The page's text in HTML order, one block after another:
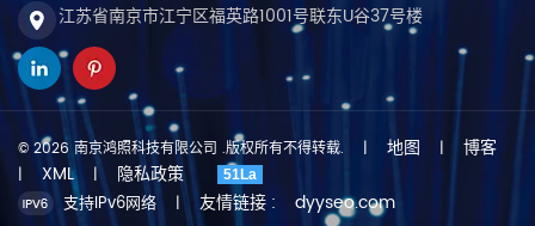
江苏省南京市江宁区福英路1001号联东U谷37号楼
© 2026 南京鸿照科技有限公司 .版权所有不得转载. | 地图 | 博客
| XML | 隐私政策 51La
支持IPv6网络 | 友情链接 : dyyseo.com